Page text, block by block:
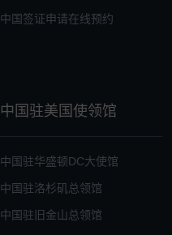
中国签证申请在线预约
中国驻美国使领馆
中国驻华盛顿DC大使馆
中国驻洛杉矶总领馆
中国驻旧金山总领馆